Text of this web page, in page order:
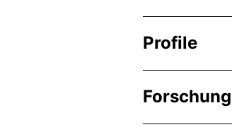
Profile